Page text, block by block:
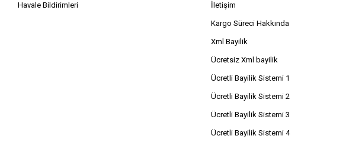
Havale Bildirimleri İletişim
Kargo Süreci Hakkında
Xml Bayilik
Ücretsiz Xml bayilik
Ücretli Bayilik Sistemi 1
Ücretli Bayilik Sistemi 2
Ücretli Bayilik Sistemi 3
Ücretli Bayilik Sistemi 4